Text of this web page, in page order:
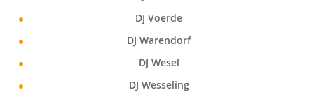
DJ Voerde
DJ Warendorf
DJ Wesel
DJ Wesseling